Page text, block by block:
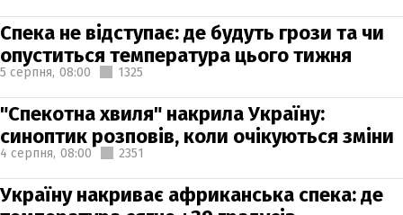
Спека не відступає: де будуть грози та чи
опуститься температура цього тижня
5 серпня, 08:00 1325
"Спекотна хвиля" накрила Україну:
синоптик розповів, коли очікуються зміни
4 серпня, 08:00 2351
Україну накриває африканська спека: де